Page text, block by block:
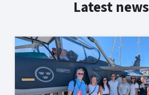
Latest news